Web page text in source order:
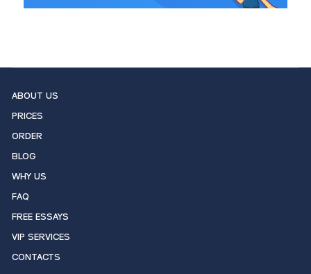
ABOUT US
PRICES
ORDER
BLOG
WHY US
FAQ
FREE ESSAYS
VIP SERVICES
CONTACTS